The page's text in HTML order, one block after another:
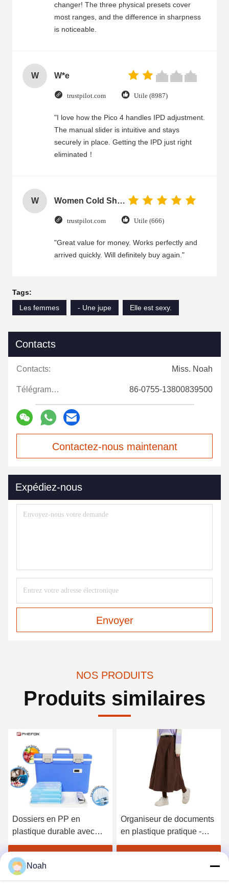
changer! The three physical presets cover
most ranges, and the difference in sharpness
is noticeable.
W W*e
trustpilot.com Utile (8987)
"I love how the Pico 4 handles IPD adjustment.
The manual slider is intuitive and stays
securely in place. Getting the IPD just right
eliminated！
W Women Cold Shoulder V Neck Rayon Blouse
trustpilot.com Utile (666)
"Great value for money. Works perfectly and
arrived quickly. Will definitely buy again."
Tags:
Les femmes
- Une jupe Elle est sexy.
Contacts
Contacts: Miss. Noah
Télégramme: 86-0755-13800839500
Contactez-nous maintenant
Expédiez-nous
Envoyer
NOS PRODUITS
Produits similaires
Dossiers en PP en
plastique durable avec
poche Dossier en format
A4 pour étudiant
Obtenez le meilleur prix
Organiseur de documents
en plastique pratique -
Fermeture de bouton
Noah